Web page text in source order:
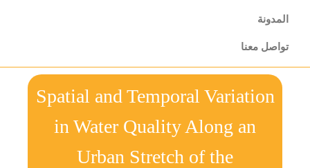
المدونة
تواصل معنا
Spatial and Temporal Variation
in Water Quality Along an
Urban Stretch of the